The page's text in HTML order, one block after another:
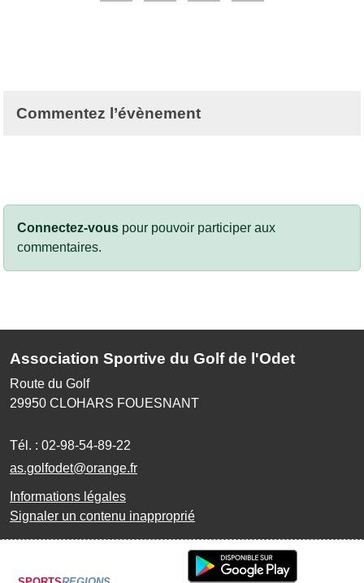
Commentez l’évènement
Connectez-vous pour pouvoir participer aux
commentaires.
Association Sportive du Golf de l'Odet
Route du Golf
29950 CLOHARS FOUESNANT
Tél. : 02-98-54-89-22
as.golfodet@orange.fr
Informations légales
Signaler un contenu inapproprié